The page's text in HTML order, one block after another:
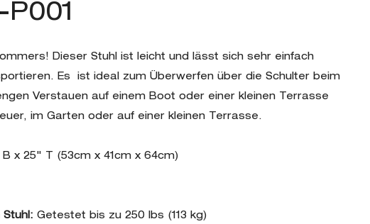
Dieser Stuhl ist leicht und lässt sich sehr einfach
Es ist ideal zum Überwerfen über die Schulter beim
Verstauen auf einem Boot oder einer kleinen Terrasse
im Garten oder auf einer kleinen Terrasse.
B x 25" T (53cm x 41cm x 64cm)
Getestet bis zu 250 lbs (113 kg)